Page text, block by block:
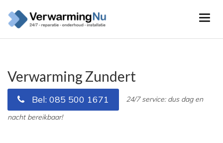
Verwarming Zundert
Bel: 085 500 1671
24/7 service: dus dag en
nacht bereikbaar!